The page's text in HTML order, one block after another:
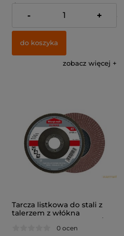
dostawy
Cena netto:
30,08 zł
- +
do koszyka
zobacz więcej
Tarcza listkowa do stali z
talerzem z włókna
0 ocen